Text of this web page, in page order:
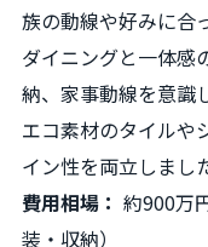
族の動線や好みに合
ダイニングと一体感
納、家事動線を意識
エコ素材のタイルや
イン性を両立しまし
費用相場： 約900万
装・収納）